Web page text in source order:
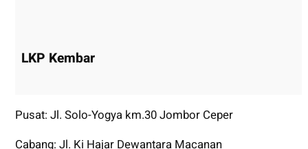
LKP Kembar
Pusat: Jl. Solo-Yogya km.30 Jombor Ceper
Cabang: Jl. Ki Hajar Dewantara Macanan